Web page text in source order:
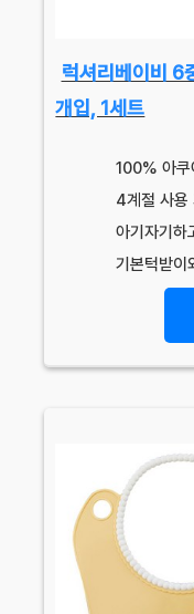
럭셔리베이비 6
개입, 1세트
100% 아쿠
4계절 사용
아기자기하
기본턱받이